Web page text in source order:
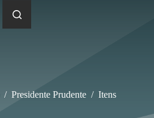
/ Presidente Prudente / Itens